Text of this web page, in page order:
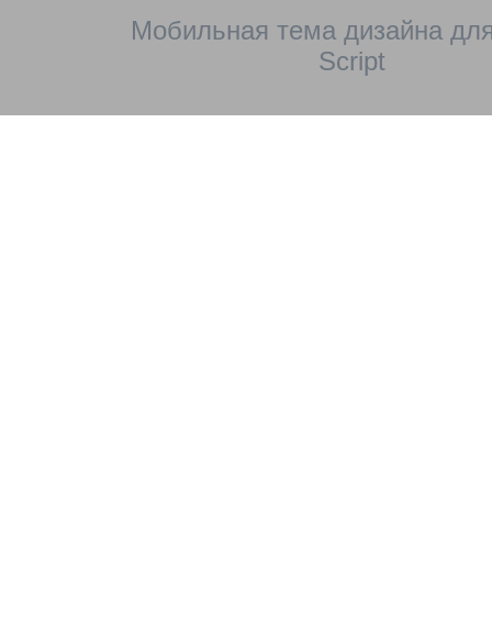
Мобильная тема дизайна
Script